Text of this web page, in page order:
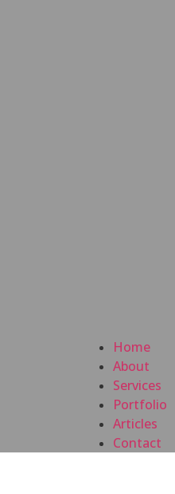
Home
About
Services
Portfolio
Articles
Contact